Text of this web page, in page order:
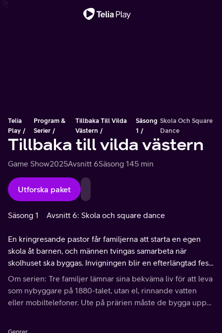
Telia
Play
Program &
Serier
Tillbaka Till Vilda
Västern
Säsong
1
Skola Och Square
Dance
Tillbaka till vilda västern
Game Show2025Avsnitt 6Säsong 145 min
Utforska paket
Säsong 1 Avsnitt 6: Skola och square dance
En kringresande pastor får familjerna att starta en egen
skola åt barnen, och männen tvingas samarbeta när
skolhuset ska byggas. Invigningen blir en efterlängtad fest
med musik och square dance, men under ytan finns
konflikterna kvar. Del 6 av 8.
Om serien: Tre familjer lämnar sina bekväma liv för att leva
som nybyggare på 1880-talet, utan el, rinnande vatten
eller mobiltelefoner. Ute på prärien måste de bygga upp